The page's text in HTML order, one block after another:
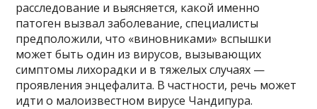
расследование и выясняется, какой именно
патоген вызвал заболевание, специалисты
предположили, что «виновниками» вспышки
может быть один из вирусов, вызывающих
симптомы лихорадки и в тяжелых случаях —
проявления энцефалита. В частности, речь может
идти о малоизвестном вирусе Чандипура.